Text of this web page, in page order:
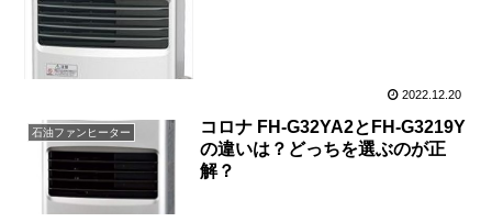
2022.12.20
石油ファンヒーター
コロナ FH-G32YA2とFH-G3219Y
の違いは？どっちを選ぶのが正
解？